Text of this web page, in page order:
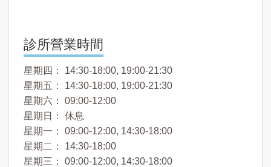
診所營業時間
星期四： 14:30-18:00, 19:00-21:30
星期五： 14:30-18:00, 19:00-21:30
星期六： 09:00-12:00
星期日： 休息
星期一： 09:00-12:00, 14:30-18:00
星期二： 14:30-18:00
星期三： 09:00-12:00, 14:30-18:00